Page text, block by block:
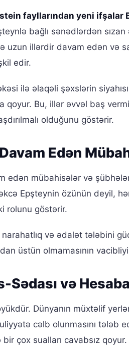
fayllarından yeni ifşalar
bağlı sənədlərdən sızan
illərdir davam edən və
edir.
ilə əlaqəli şəxslərin
qoyur. Bu, illər əvvəl baş
olduğunu göstərir.
Edən
edən mübahisələr və
Epşteynin özünün deyil,
rolunu göstərir.
və ədalət tələbini
üstün olmamasının
və
Dünyanın müxtəlif
cəlb olunmasını tələb
çox sualları cavabsız qoyur.